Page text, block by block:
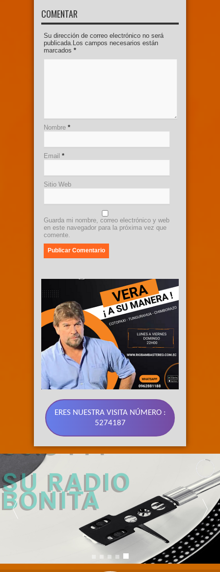
COMENTAR
Su dirección de correo electrónico no será
publicada.Los campos necesarios están
marcados *
Nombre *
Email *
Sitio Web
Guarda mi nombre, correo electrónico y web
en este navegador para la próxima vez que
comente.
ERES NUESTRA VISITA NÚMERO :
5274187
89.3 FM
SU RADIO
BONITA